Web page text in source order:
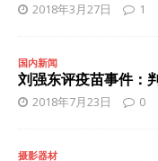
2018年3月27日 1
国内新闻
刘强东评疫苗事件：
2018年7月23日 0
摄影器材